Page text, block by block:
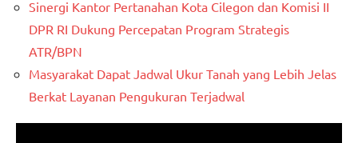
Sinergi Kantor Pertanahan Kota Cilegon dan Komisi II
DPR RI Dukung Percepatan Program Strategis
ATR/BPN
Masyarakat Dapat Jadwal Ukur Tanah yang Lebih Jelas
Berkat Layanan Pengukuran Terjadwal